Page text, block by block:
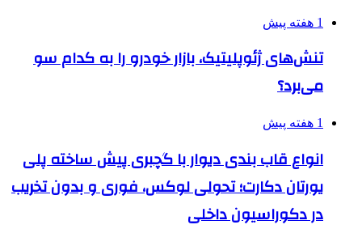
1 هفته پیش
تنش‌های ژئوپلیتیک، بازار خودرو را به کدام سو
می‌برد؟
1 هفته پیش
انواع قاب بندی دیوار با گچبری پیش ساخته پلی
یورتان دکارت؛ تحولی لوکس، فوری و بدون تخریب
در دکوراسیون داخلی